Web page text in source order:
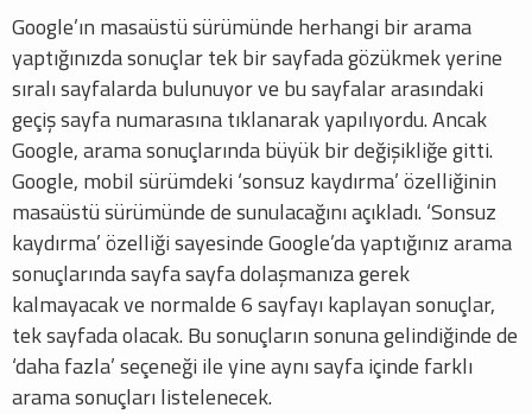
Google’ın masaüstü sürümünde herhangi bir arama
yaptığınızda sonuçlar tek bir sayfada gözükmek yerine
sıralı sayfalarda bulunuyor ve bu sayfalar arasındaki
geçiş sayfa numarasına tıklanarak yapılıyordu. Ancak
Google, arama sonuçlarında büyük bir değişikliğe gitti.
Google, mobil sürümdeki ‘sonsuz kaydırma’ özelliğinin
masaüstü sürümünde de sunulacağını açıkladı. ‘Sonsuz
kaydırma’ özelliği sayesinde Google’da yaptığınız arama
sonuçlarında sayfa sayfa dolaşmanıza gerek
kalmayacak ve normalde 6 sayfayı kaplayan sonuçlar,
tek sayfada olacak. Bu sonuçların sonuna gelindiğinde de
‘daha fazla’ seçeneği ile yine aynı sayfa içinde farklı
arama sonuçları listelenecek.